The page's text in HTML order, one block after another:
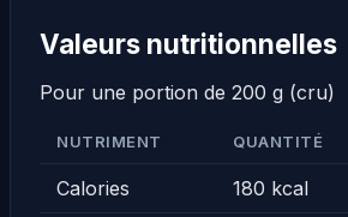
Valeurs nutritionnelles
Pour une portion de 200 g (cru)
NUTRIMENT QUANTITÉ
Calories 180 kcal